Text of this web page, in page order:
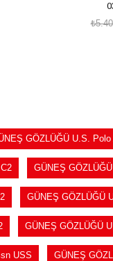
GÖZLÜĞÜ U.S. Polo
GÜNEŞ
GÜNEŞ GÖZLÜĞÜ
GÜNEŞ GÖZLÜĞÜ
USS GÜNEŞ